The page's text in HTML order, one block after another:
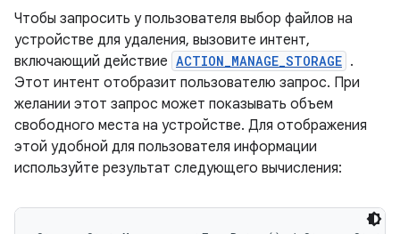
Чтобы запросить у пользователя выбор файлов на
устройстве для удаления, вызовите интент,
включающий действие ACTION_MANAGE_STORAGE .
Этот интент отобразит пользователю запрос. При
желании этот запрос может показывать объем
свободного места на устройстве. Для отображения
этой удобной для пользователя информации
используйте результат следующего вычисления: